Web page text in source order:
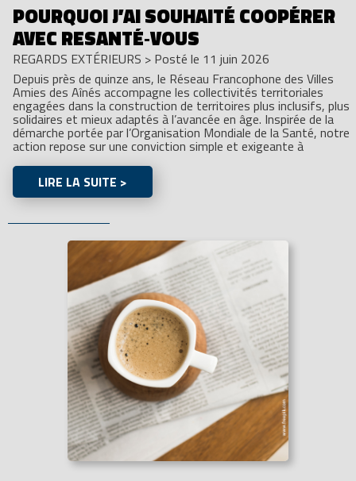
POURQUOI J’AI SOUHAITÉ COOPÉRER
AVEC RESANTÉ‑VOUS
REGARDS EXTÉRIEURS > Posté le 11 juin 2026
Depuis près de quinze ans, le Réseau Francophone des Villes
Amies des Aînés accompagne les collectivités territoriales
engagées dans la construction de territoires plus inclusifs, plus
solidaires et mieux adaptés à l’avancée en âge. Inspirée de la
démarche portée par l’Organisation Mondiale de la Santé, notre
action repose sur une conviction simple et exigeante à
LIRE LA SUITE >